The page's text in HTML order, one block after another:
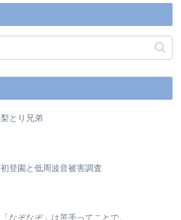
梨とり兄弟
初登園と低周波音被害調査
「なぞなぞ」は苦手ってことで。